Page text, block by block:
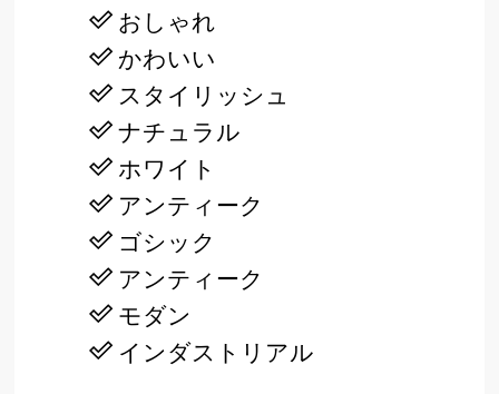
おしゃれ
かわいい
スタイリッシュ
ナチュラル
ホワイト
アンティーク
ゴシック
アンティーク
モダン
インダストリアル